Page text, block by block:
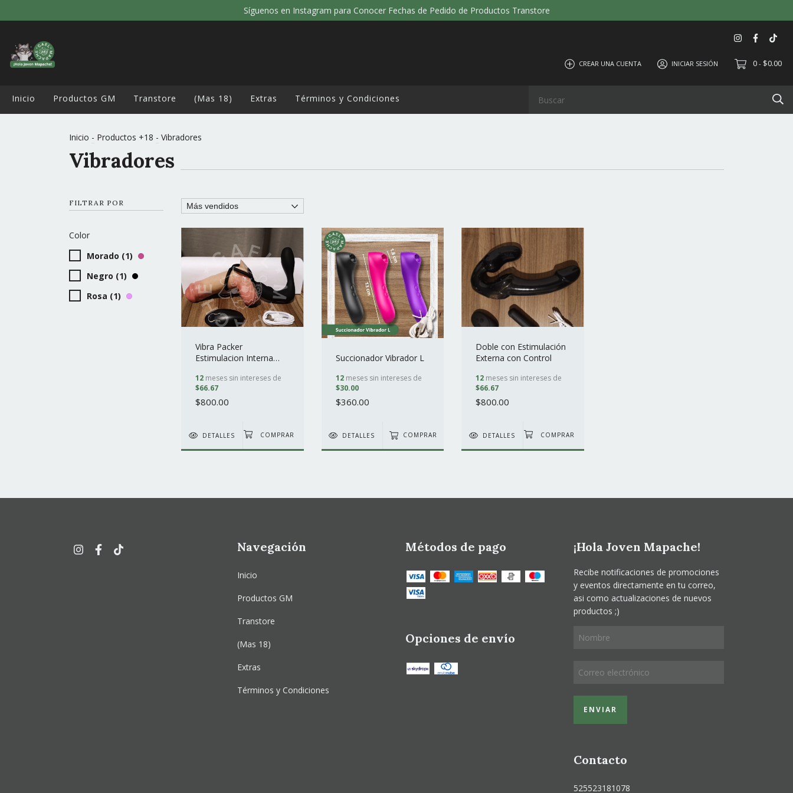
Síguenos en Instagram para Conocer Fechas de Pedido de Productos Transtore
CREAR UNA CUENTA INICIAR SESIÓN 0 - $0.00
Inicio Productos GM Transtore (Mas 18) Extras Términos y Condiciones
Inicio - Productos +18 - Vibradores
Vibradores
FILTRAR POR
Color
Morado (1)
Negro (1)
Rosa (1)
Vibra Packer
Estimulacion Interna
12 meses sin intereses de
$66.67
$800.00
DETALLES
Succionador Vibrador L
12meses sin intereses de
$30.00
$360.00
DETALLES COMPRAR
Doble con Estimulación
Externa con Control
12 meses sin intereses de
$66.67
$800.00
DETALLES
Navegación
Inicio
Productos GM
Transtore
(Mas 18)
Extras
Términos y Condiciones
Métodos de pago
Opciones de envío
¡Hola Joven Mapache!
Recibe notificaciones de promociones
y eventos directamente en tu correo,
asi como actualizaciones de nuevos
productos ;)
Contacto
525523181078